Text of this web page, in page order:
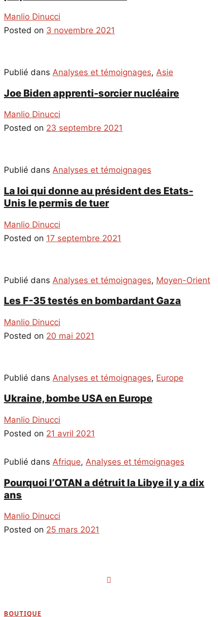
Manlio Dinucci
Posted on 3 novembre 2021
Publié dans Analyses et témoignages, Asie
Joe Biden apprenti-sorcier nucléaire
Manlio Dinucci
Posted on 23 septembre 2021
Publié dans Analyses et témoignages
La loi qui donne au président des Etats-
Unis le permis de tuer
Manlio Dinucci
Posted on 17 septembre 2021
Publié dans Analyses et témoignages, Moyen-Orient
Les F-35 testés en bombardant Gaza
Manlio Dinucci
Posted on 20 mai 2021
Publié dans Analyses et témoignages, Europe
Ukraine, bombe USA en Europe
Manlio Dinucci
Posted on 21 avril 2021
Publié dans Afrique, Analyses et témoignages
Pourquoi l’OTAN a détruit la Libye il y a dix
ans
Manlio Dinucci
Posted on 25 mars 2021
BOUTIQUE